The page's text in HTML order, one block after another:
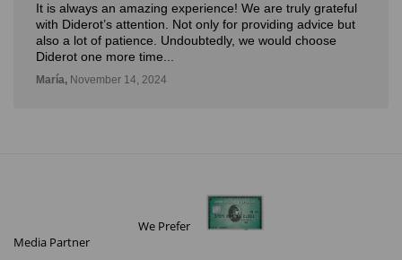
is always an amazing experience! We are truly grateful
Diderot’s attention. Not only for providing advice but
a lot of patience. Undoubtedly, we would choose
one more time...
November 14, 2024
We Prefer
Media Partner